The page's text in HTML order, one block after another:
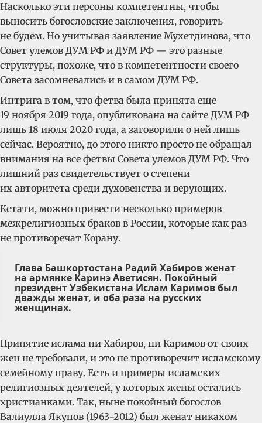
Насколько эти персоны компетентны, чтобы
выносить богословские заключения, говорить
не будем. Но учитывая заявление Мухетдинова, что
Совет улемов ДУМ РФ и ДУМ РФ — это разные
структуры, похоже, что в компетентности своего
Совета засомневались и в самом ДУМ РФ.
Интрига в том, что фетва была принята еще
19 ноября 2019 года, опубликована на сайте ДУМ РФ
лишь 18 июля 2020 года, а заговорили о ней лишь
сейчас. Вероятно, до этого никто просто не обращал
внимания на все фетвы Совета улемов ДУМ РФ. Что
лишний раз свидетельствует о степени
их авторитета среди духовенства и верующих.
Кстати, можно привести несколько примеров
межрелигиозных браков в России, которые как раз
не противоречат Корану.
Глава Башкортостана Радий Хабиров женат
на армянке Каринэ Аветисян. Покойный
президент Узбекистана Ислам Каримов был
дважды женат, и оба раза на русских
женщинах.
Принятие ислама ни Хабиров, ни Каримов от своих
жен не требовали, и это не противоречит исламскому
семейному праву. Есть и примеры исламских
религиозных деятелей, у которых жены остались
христианками. Так, ныне покойный богослов
Валиулла Якупов (1963−2012) был женат никахом